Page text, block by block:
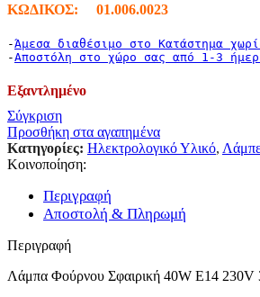
ΚΩΔΙΚΟΣ: 01.006.0023
-Άμεσα διαθέσιμο στο Κατάστημα
-Αποστόλη στο χώρο σας από 1-3
Εξαντλημένο
Σύγκριση
Προσθήκη στα αγαπημένα
Κατηγορίες: Ηλεκτρολογικό Υλικό,
Κοινοποίηση:
Περιγραφή
Αποστολή & Πληρωμή
Περιγραφή
Λάμπα Φούρνου Σφαιρική 40W E14